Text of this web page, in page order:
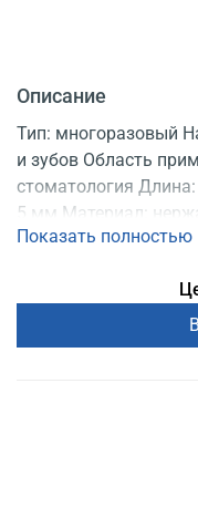
Описание
Тип: многоразовый
и зубов Область
стоматология
5 мм Материал:
шт. Регистрационное
Показать полностью